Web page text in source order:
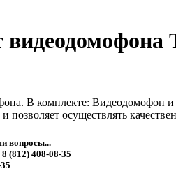
видеодомофона
В комплекте: Видеодомофон
позволяет осуществлять
вопросы...
(812) 408-08-35